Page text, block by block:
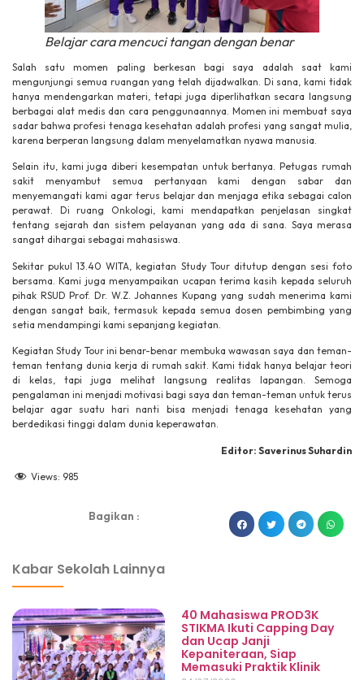
Belajar cara mencuci tangan dengan benar
Salah satu momen paling berkesan bagi saya adalah saat kami
mengunjungi semua ruangan yang telah dijadwalkan. Di sana, kami tidak
hanya mendengarkan materi, tetapi juga diperlihatkan secara langsung
berbagai alat medis dan cara penggunaannya. Momen ini membuat saya
sadar bahwa profesi tenaga kesehatan adalah profesi yang sangat mulia,
karena berperan langsung dalam menyelamatkan nyawa manusia.
Selain itu, kami juga diberi kesempatan untuk bertanya. Petugas rumah
sakit menyambut semua pertanyaan kami dengan sabar dan
menyemangati kami agar terus belajar dan menjaga etika sebagai calon
perawat. Di ruang Onkologi, kami mendapatkan penjelasan singkat
tentang sejarah dan sistem pelayanan yang ada di sana. Saya merasa
sangat dihargai sebagai mahasiswa.
Sekitar pukul 13.40 WITA, kegiatan Study Tour ditutup dengan sesi foto
bersama. Kami juga menyampaikan ucapan terima kasih kepada seluruh
pihak RSUD Prof. Dr. W.Z. Johannes Kupang yang sudah menerima kami
dengan sangat baik, termasuk kepada semua dosen pembimbing yang
setia mendampingi kami sepanjang kegiatan.
Kegiatan Study Tour ini benar-benar membuka wawasan saya dan teman-
teman tentang dunia kerja di rumah sakit. Kami tidak hanya belajar teori
di kelas, tapi juga melihat langsung realitas lapangan. Semoga
pengalaman ini menjadi motivasi bagi saya dan teman-teman untuk terus
belajar agar suatu hari nanti bisa menjadi tenaga kesehatan yang
berdedikasi tinggi dalam dunia keperawatan.
Editor: Saverinus Suhardin
Views: 985
Bagikan :
Kabar Sekolah Lainnya
40 Mahasiswa PROD3K
STIKMA Ikuti Capping Day
dan Ucap Janji
Kepaniteraan, Siap
Memasuki Praktik Klinik